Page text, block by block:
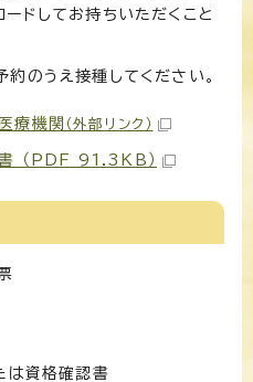
ドしてお持ちいただくこと
のうえ接種してください。
療機関 （外部リンク）
（PDF 91.3KB）
は資格確認書